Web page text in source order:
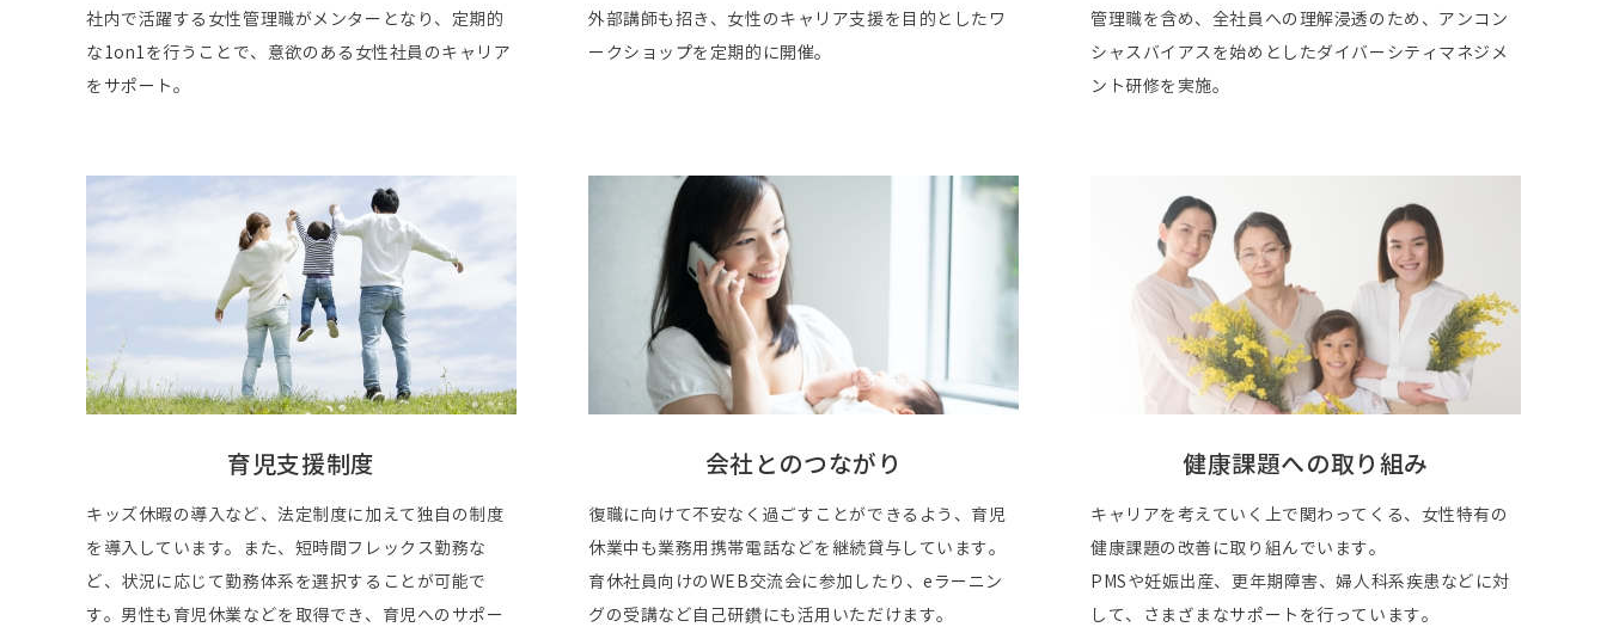
社内で活躍する女性管理職がメンターとなり、定期的
な1on1を行うことで、意欲のある女性社員のキャリア
をサポート。
外部講師も招き、女性のキャリア支援を目的としたワ
ークショップを定期的に開催。
管理職を含め、全社員への理解浸透のため、アンコン
シャスバイアスを始めとしたダイバーシティマネジメ
ント研修を実施。
育児支援制度
キッズ休暇の導入など、法定制度に加えて独自の制度
を導入しています。また、短時間フレックス勤務な
ど、状況に応じて勤務体系を選択することが可能で
す。男性も育児休業などを取得でき、育児へのサポー
会社とのつながり
復職に向けて不安なく過ごすことができるよう、育児
休業中も業務用携帯電話などを継続貸与しています。
育休社員向けのWEB交流会に参加したり、eラーニン
グの受講など自己研鑽にも活用いただけます。
健康課題への取り組み
キャリアを考えていく上で関わってくる、女性特有の
健康課題の改善に取り組んでいます。
PMSや妊娠出産、更年期障害、婦人科系疾患などに対
して、さまざまなサポートを行っています。